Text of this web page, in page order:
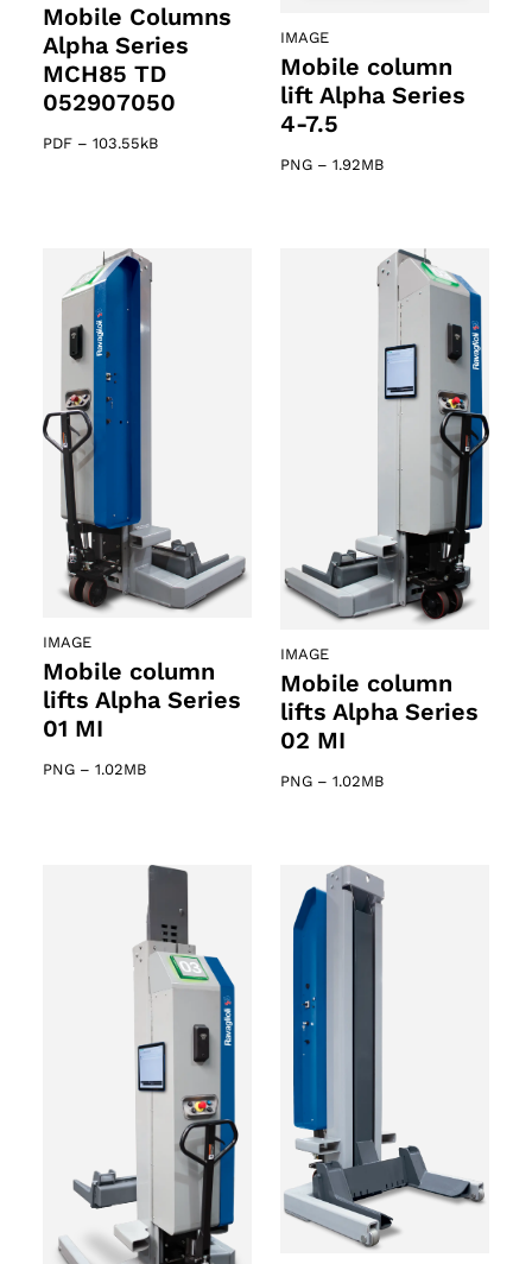
Mobile Columns
Alpha Series
MCH85 TD
052907050
PDF – 103.55kB
IMAGE
Mobile column
lift Alpha Series
4-7.5
PNG – 1.92MB
IMAGE
Mobile column
lifts Alpha Series
01 MI
PNG – 1.02MB
IMAGE
Mobile column
lifts Alpha Series
02 MI
PNG – 1.02MB